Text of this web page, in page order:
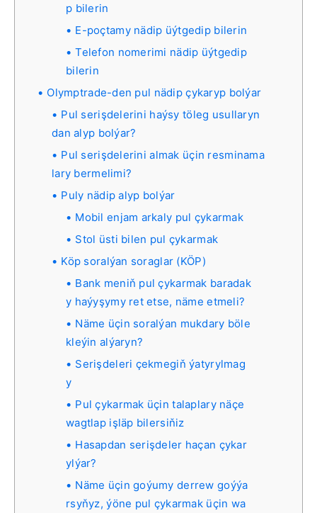
p bilerin
E-poçtamy nädip üýtgedip bilerin
Telefon nomerimi nädip üýtgedip
bilerin
Olymptrade-den pul nädip çykaryp bolýar
Pul serişdelerini haýsy töleg usullaryn
dan alyp bolýar?
Pul serişdelerini almak üçin resminama
lary bermelimi?
Puly nädip alyp bolýar
Mobil enjam arkaly pul çykarmak
Stol üsti bilen pul çykarmak
Köp soralýan soraglar (KÖP)
Bank meniň pul çykarmak baradak
y haýyşymy ret etse, näme etmeli?
Näme üçin soralýan mukdary böle
kleýin alýaryn?
Serişdeleri çekmegiň ýatyrylmag
y
Pul çykarmak üçin talaplary näçe
wagtlap işläp bilersiňiz
Hasapdan serişdeler haçan çykar
ylýar?
Näme üçin goýumy derrew goýýa
rsyňyz, ýöne pul çykarmak üçin wa